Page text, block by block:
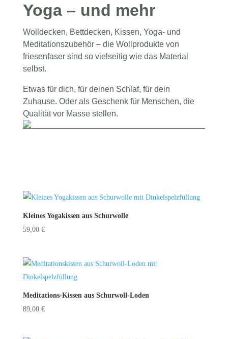
Yoga – und mehr
Wolldecken, Bettdecken, Kissen, Yoga- und
Meditationszubehör – die Wollprodukte von
friesenfaser sind so vielseitig wie das Material
selbst.
Etwas für dich, für deinen Schlaf, für dein
Zuhause. Oder als Geschenk für Menschen, die
Qualität vor Masse stellen.
Kleines Yogakissen aus Schurwolle
59,00 €
Meditations-Kissen aus Schurwoll-Loden
89,00 €